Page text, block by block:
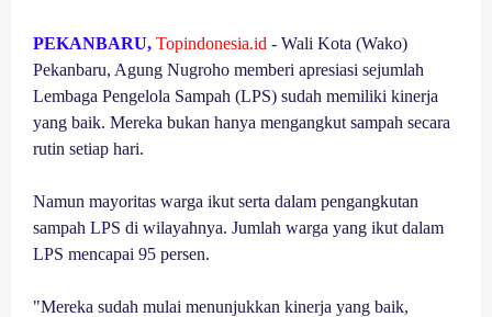
PEKANBARU, Topindonesia.id - Wali Kota (Wako)
Pekanbaru, Agung Nugroho memberi apresiasi sejumlah
Lembaga Pengelola Sampah (LPS) sudah memiliki kinerja
yang baik. Mereka bukan hanya mengangkut sampah secara
rutin setiap hari.
Namun mayoritas warga ikut serta dalam pengangkutan
sampah LPS di wilayahnya. Jumlah warga yang ikut dalam
LPS mencapai 95 persen.
"Mereka sudah mulai menunjukkan kinerja yang baik,